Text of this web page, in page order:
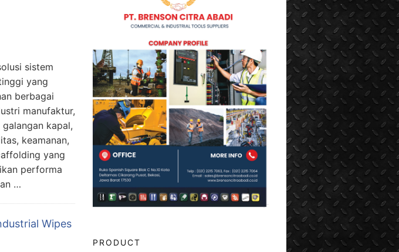
sistem
yang
berbagai
manufaktur,
kapal,
keamanan,
yang
performa
…
Wipes
PRODUCT